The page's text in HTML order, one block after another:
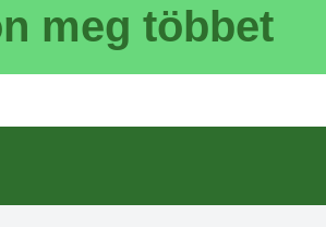
meg többet